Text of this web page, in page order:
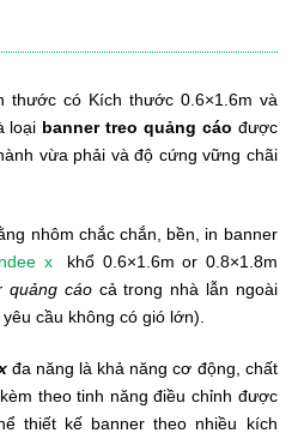
thước có Kích thước 0.6×1.6m và
loại banner treo quảng cáo được
vừa phải và độ cứng vững chãi
nhôm chắc chắn, bền, in banner
xkhổ 0.6×1.6m or 0.8×1.8m
quảng cáocả trong nhà lẫn ngoài
cầu không có gió lớn).
đa năng là khả năng cơ động, chất
theo tinh năng điều chỉnh được
thiết kế banner theo nhiều kích